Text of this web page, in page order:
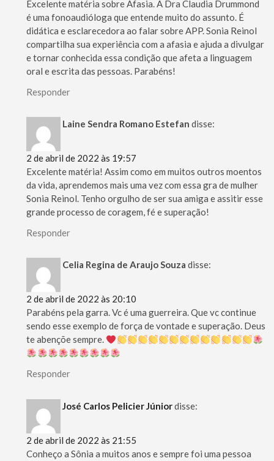
Excelente matéria sobre Afasia. A Dra Claudia Drummond
é uma fonoaudióloga que entende muito do assunto. É
didática e esclarecedora ao falar sobre APP. Sonia Reinol
compartilha sua experiência com a afasia e ajuda a divulgar
e tornar conhecida essa condição que afeta a linguagem
oral e escrita das pessoas. Parabéns!
Responder
Laine Sendra Romano Estefan disse:
2 de abril de 2022 às 19:57
Excelente matéria! Assim como em muitos outros moentos
da vida, aprendemos mais uma vez com essa gra de mulher
Sonia Reinol. Tenho orgulho de ser sua amiga e assitir esse
grande processo de coragem, fé e superação!
Responder
Celia Regina de Araujo Souza disse:
2 de abril de 2022 às 20:10
Parabéns pela garra. Vc é uma guerreira. Que vc continue
sendo esse exemplo de força de vontade e superação. Deus
te abençõe sempre.
Responder
José Carlos Pelicier Júniordisse:
2 de abril de 2022 às 21:55
Conheço a Sônia a muitos anos e sempre foi uma pessoa